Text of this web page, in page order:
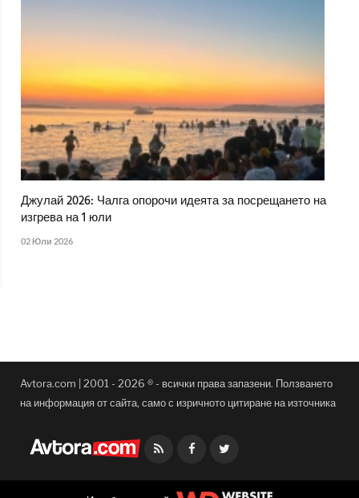
Джулай 2026: Чалга опорочи идеята за посрещането на
изгрева на 1 юли
02 Юли 2026
Avtora.com | 2001 - 2026 ® - всички права запазени. Ползването
на информация от сайта, само с изричното цитиране на източника
Facebook